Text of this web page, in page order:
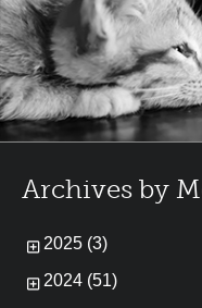
Archives by
2025 (3)
2024 (51)